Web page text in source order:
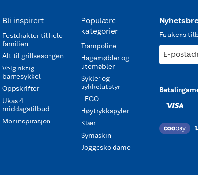
Bli inspirert
Festdrakter til hele
familien
Alt til grillsesongen
Velg riktig
barnesykkel
Oppskrifter
Ukas 4
middagstilbud
Mer inspirasjon
Populære
kategorier
Trampoline
Hagemøbler og
utemøbler
Sykler og
sykkelutstyr
LEGO
Høytrykkspyler
Klær
Symaskin
Joggesko dame
Få ukens
E-